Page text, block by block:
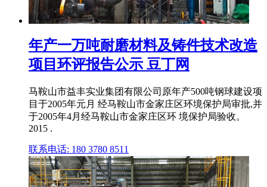
年产一万吨耐磨材料及铸件技术改造
项目环评报告公示 豆丁网
马鞍山市益丰实业集团有限公司原年产500吨钢球建设项
目于2005年元月 经马鞍山市金家庄区环境保护局审批,并
于2005年4月经马鞍山市金家庄区环 境保护局验收。
2015 .
联系电话: 180 3780 8511